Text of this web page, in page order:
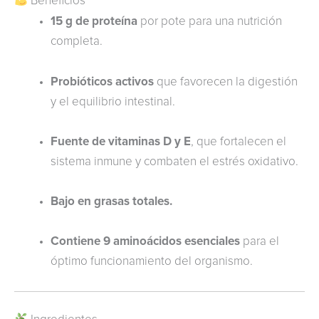
15 g de proteína por pote para una nutrición
completa.
Probióticos activos que favorecen la digestión
y el equilibrio intestinal.
Fuente de vitaminas D y E, que fortalecen el
sistema inmune y combaten el estrés oxidativo.
Bajo en grasas totales.
Contiene 9 aminoácidos esenciales para el
óptimo funcionamiento del organismo.